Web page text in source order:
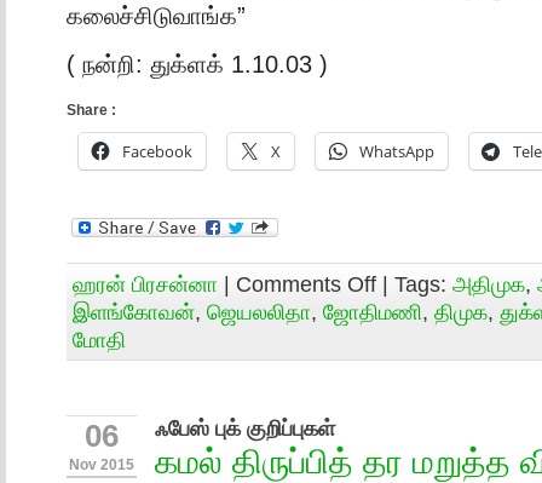
கலைச்சிடுவாங்க”
( நன்றி: துக்ளக் 1.10.03 )
Share :
Facebook X WhatsApp
ஹரன் பிரசன்னா | Comments Off | Tags: அதிமுக,
இளங்கோவன், ஜெயலலிதா, ஜோதிமணி, திமுக,
மோதி
06
Nov 2015
ஃபேஸ் புக் குறிப்புகள்
கமல் திருப்பித் தர மறுத்த